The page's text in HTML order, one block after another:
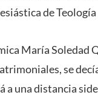
de Teología
María Soledad
se
a una distancia